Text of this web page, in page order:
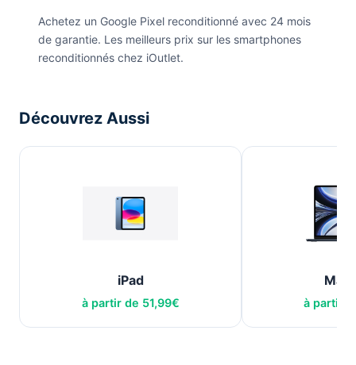
Achetez un Google Pixel reconditionné avec 24 mois
de garantie. Les meilleurs prix sur les smartphones
reconditionnés chez iOutlet.
Découvrez Aussi
iPad
à partir de 51,99€ à partir